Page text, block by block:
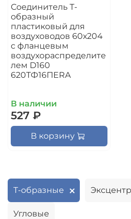
Соединитель Т-
образный
пластиковый для
воздуховодов 60х204
с фланцевым
воздухораспределите
лем D160
620ТФ16ПERA
В наличии
527 ₽
В корзину
Т-образные
Угловые